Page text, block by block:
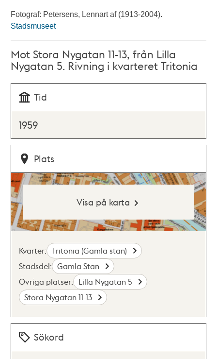
Fotograf: Petersens, Lennart af (1913-2004).
Stadsmuseet
Mot Stora Nygatan 11-13, från Lilla
Nygatan 5. Rivning i kvarteret Tritonia
Tid
1959
Plats
Visa på karta
Kvarter: Tritonia (Gamla stan)
Stadsdel: Gamla Stan
Övriga platser: Lilla Nygatan 5
Stora Nygatan 11-13
Sökord